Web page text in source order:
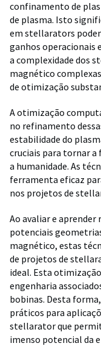
confinamento de
de plasma. Isto
em stellarators
ganhos operacionais
a complexidade dos
magnético
de otimização
A otimização
no refinamento
estabilidade do
cruciais para tornar a
a humanidade. As
ferramenta eficaz
nos projetos de
Ao avaliar e
potenciais
magnético, estas
de projetos de
ideal. Esta
engenharia
bobinas. Desta
práticos para
stellarator que
imenso potencial da